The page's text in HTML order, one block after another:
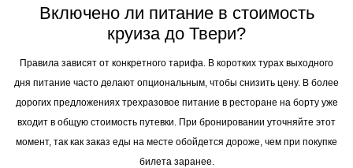
Включено ли питание в стоимость
круиза до Твери?
Правила зависят от конкретного тарифа. В коротких турах выходного
дня питание часто делают опциональным, чтобы снизить цену. В более
дорогих предложениях трехразовое питание в ресторане на борту уже
входит в общую стоимость путевки. При бронировании уточняйте этот
момент, так как заказ еды на месте обойдется дороже, чем при покупке
билета заранее.